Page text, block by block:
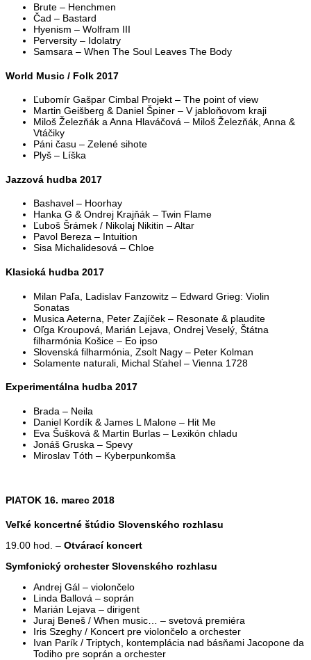
Brute – Henchmen
Čad – Bastard
Hyenism – Wolfram III
Perversity – Idolatry
Samsara – When The Soul Leaves The Body
World Music / Folk 2017
Ľubomír Gašpar Cimbal Projekt – The point of view
Martin Geišberg & Daniel Špiner – V jabloňovom kraji
Miloš Železňák a Anna Hlaváčová – Miloš Železňák, Anna &
Vtáčiky
Páni času – Zelené sihote
Plyš – Líška
Jazzová hudba 2017
Bashavel – Hoorhay
Hanka G & Ondrej Krajňák – Twin Flame
Ľuboš Šrámek / Nikolaj Nikitin – Altar
Pavol Bereza – Intuition
Sisa Michalidesová – Chloe
Klasická hudba 2017
Milan Paľa, Ladislav Fanzowitz – Edward Grieg: Violin
Sonatas
Musica Aeterna, Peter Zajíček – Resonate & plaudite
Oľga Kroupová, Marián Lejava, Ondrej Veselý, Štátna
filharmónia Košice – Eo ipso
Slovenská filharmónia, Zsolt Nagy – Peter Kolman
Solamente naturali, Michal Sťahel – Vienna 1728
Experimentálna hudba 2017
Brada – Neila
Daniel Kordík & James L Malone – Hit Me
Eva Šušková & Martin Burlas – Lexikón chladu
Jonáš Gruska – Spevy
Miroslav Tóth – Kyberpunkomša
PIATOK 16. marec 2018
Veľké koncertné štúdio Slovenského rozhlasu
19.00 hod. – Otvárací koncert
Symfonický orchester Slovenského rozhlasu
Andrej Gál – violončelo
Linda Ballová – soprán
Marián Lejava – dirigent
Juraj Beneš / When music… – svetová premiéra
Iris Szeghy / Koncert pre violončelo a orchester
Ivan Parík / Triptych, kontemplácia nad básňami Jacopone da
Todiho pre soprán a orchester